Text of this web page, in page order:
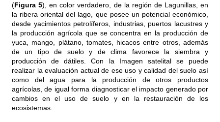
(Figura 5), en color verdadero, de la región de Lagunillas, en
la ribera oriental del lago, que posee un potencial económico,
desde yacimientos petrolíferos, industrias, puertos lacustres y
la producción agrícola que se concentra en la producción de
yuca, mango, plátano, tomates, hicacos entre otros, además
de un tipo de suelo y de clima favorece la siembra y
producción de dátiles. Con la Imagen satelital se puede
realizar la evaluación actual de ese uso y calidad del suelo así
como del agua para la producción de otros productos
agrícolas, de igual forma diagnosticar el impacto generado por
cambios en el uso de suelo y en la restauración de los
ecosistemas.